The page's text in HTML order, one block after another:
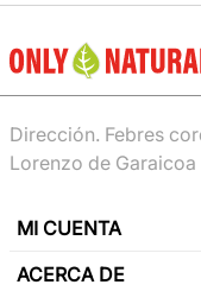
Dirección. Febres
Lorenzo de Garaicoa
MI CUENTA
ACERCA DE